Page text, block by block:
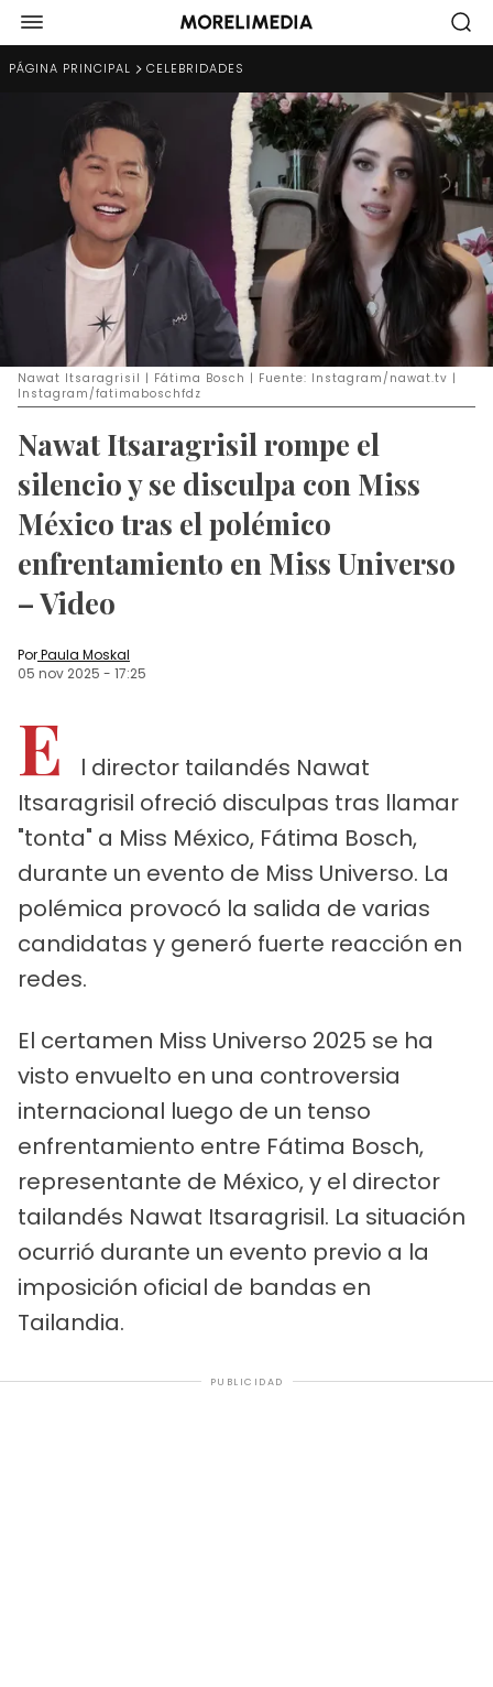
PÁGINA PRINCIPAL CELEBRIDADES
Nawat Itsaragrisil | Fátima Bosch | Fuente: Instagram/nawat.tv |
Instagram/fatimaboschfdz
Nawat Itsaragrisil rompe el
silencio y se disculpa con Miss
México tras el polémico
enfrentamiento en Miss Universo
– Video
PorPaula Moskal
05 nov 2025 - 17:25
E
l director tailandés Nawat
Itsaragrisil ofreció disculpas tras llamar
"tonta" a Miss México, Fátima Bosch,
durante un evento de Miss Universo. La
polémica provocó la salida de varias
candidatas y generó fuerte reacción en
redes.
El certamen Miss Universo 2025 se ha
visto envuelto en una controversia
internacional luego de un tenso
enfrentamiento entre Fátima Bosch,
representante de México, y el director
tailandés Nawat Itsaragrisil. La situación
ocurrió durante un evento previo a la
imposición oficial de bandas en
Tailandia.
PUBLICIDAD